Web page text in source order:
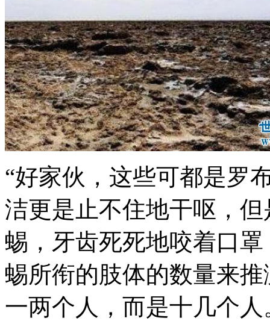
“好家伙，这些可都是罗
洁更是止不住地干呕，
蜴，牙齿死死地咬着口
蜴所衔的肢体的数量来
一两个人，而是十几个人